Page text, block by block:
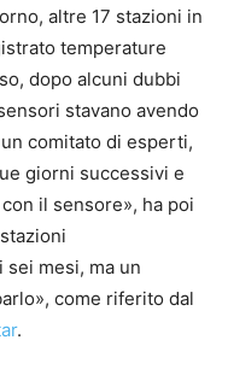
altre 17 stazioni in
temperature
dopo alcuni dubbi
stavano avendo
comitato di esperti,
giorni successivi e
il sensore», ha poi
mesi, ma un
come riferito dal
.